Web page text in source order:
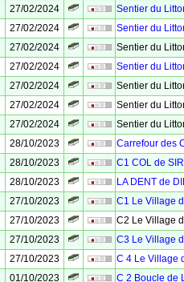
27/02/2024
Sentier du
27/02/2024
Sentier du
27/02/2024
Sentier du
27/02/2024
Sentier du
27/02/2024
Sentier du
27/02/2024
Sentier du
27/02/2024
Sentier du
28/10/2023
Carrefour des
28/10/2023
C1 COL de
28/10/2023
LA DENT de
27/10/2023
C1 Le Village
27/10/2023
C2 Le Village
27/10/2023
C3 Le Village
27/10/2023
C 4 Le Village
01/10/2023
C 2 Boucle de